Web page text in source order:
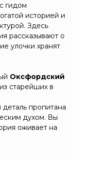
гидом
историей и
Здесь
рассказывают о
улочки хранят
Оксфордский
старейших в
пропитана
духом. Вы
оживает на